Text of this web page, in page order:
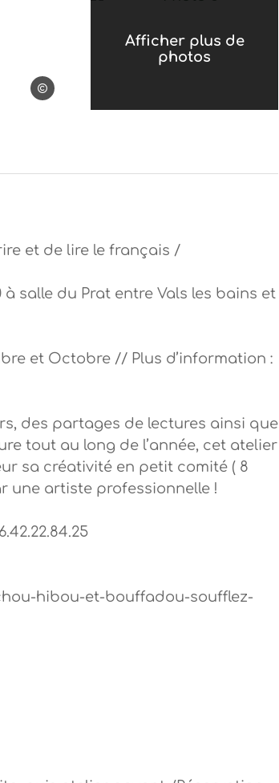
anne valletta
Afficher plus de
photos
et de lire le français /
à salle du Prat entre Vals les bains et
et Octobre // Plus d’information :
des partages de lectures ainsi que
tout au long de l’année, cet atelier
sa créativité en petit comité ( 8
une artiste professionnelle !
hibou-et-bouffadou-soufflez-